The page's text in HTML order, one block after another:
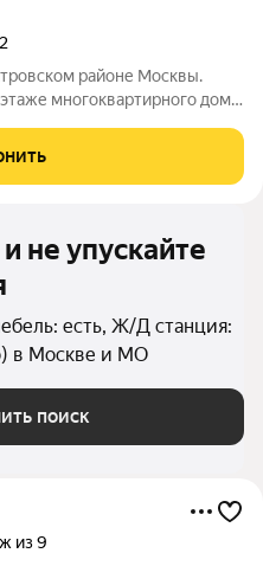
районе Москвы.
многоквартирного дома.
качественная
не упускайте
есть, Ж/Д станция:
в Москве и МО
поиск
из 9